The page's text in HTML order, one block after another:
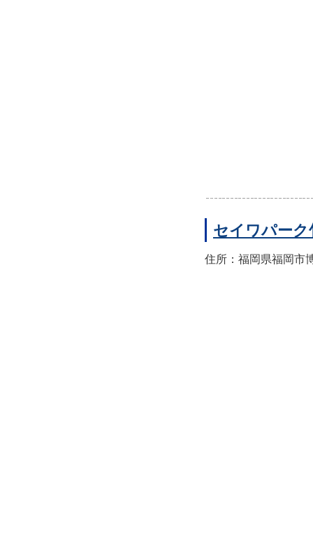
セイワパーク
住所：福岡県福岡市